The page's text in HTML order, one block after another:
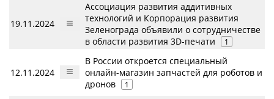
19.11.2024
Ассоциация развития аддитивных
технологий и Корпорация развития
Зеленограда объявили о сотрудничестве
в области развития 3D-печати
1
12.11.2024
В России откроется специальный
онлайн-магазин запчастей для роботов и
дронов
1